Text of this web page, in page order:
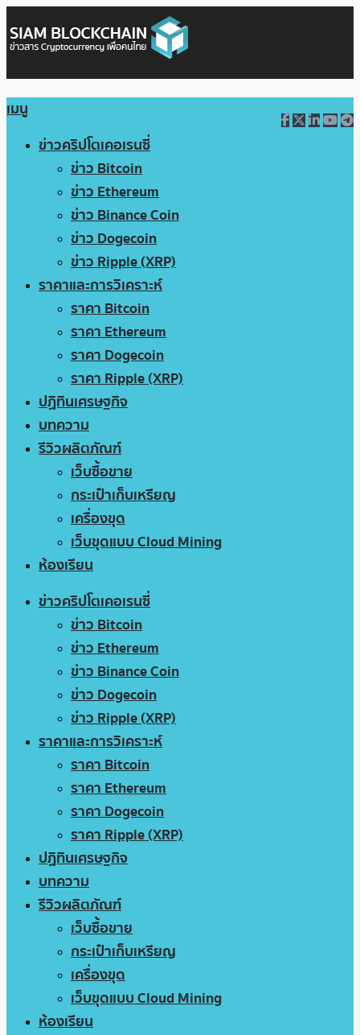
เมนู
ข่าวคริปโตเคอเรนซี่
ข่าว Bitcoin
ข่าว Ethereum
ข่าว Binance Coin
ข่าว Dogecoin
ข่าว Ripple (XRP)
ราคาและการวิเคราะห์
ราคา Bitcoin
ราคา Ethereum
ราคา Dogecoin
ราคา Ripple (XRP)
ปฏิทินเศรษฐกิจ
บทความ
รีวิวผลิตภัณฑ์
เว็บซื้อขาย
กระเป๋าเก็บเหรียญ
เครื่องขุด
เว็บขุดแบบ Cloud Mining
ห้องเรียน
ข่าวคริปโตเคอเรนซี่
ข่าว Bitcoin
ข่าว Ethereum
ข่าว Binance Coin
ข่าว Dogecoin
ข่าว Ripple (XRP)
ราคาและการวิเคราะห์
ราคา Bitcoin
ราคา Ethereum
ราคา Dogecoin
ราคา Ripple (XRP)
ปฏิทินเศรษฐกิจ
บทความ
รีวิวผลิตภัณฑ์
เว็บซื้อขาย
กระเป๋าเก็บเหรียญ
เครื่องขุด
เว็บขุดแบบ Cloud Mining
ห้องเรียน